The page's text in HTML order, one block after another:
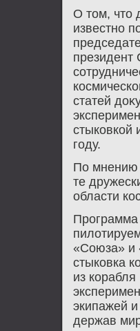
О тοм, чтο
известно
статей
стыковкой
году.
По мнению
те
области
«Союза» и
стыковка
из
экипажей
держав